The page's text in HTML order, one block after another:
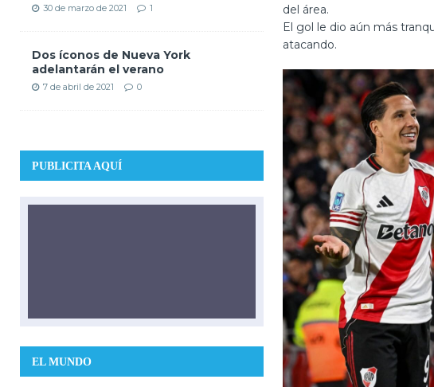
del área.
El gol le dio aún más
atacando.
30 de marzo de 2021 1
Dos íconos de Nueva York
adelantarán el verano
7 de abril de 2021 0
PUBLICITA AQUÍ
EL MUNDO